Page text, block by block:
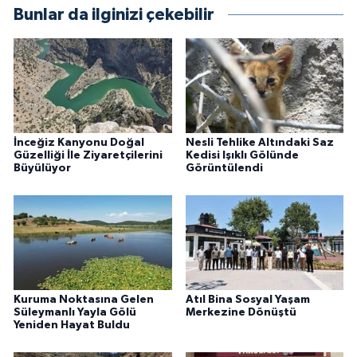
Bunlar da ilginizi çekebilir
İnceğiz Kanyonu Doğal
Güzelliği İle Ziyaretçilerini
Büyülüyor
Nesli Tehlike Altındaki Saz
Kedisi Işıklı Gölünde
Görüntülendi
Kuruma Noktasına Gelen
Süleymanlı Yayla Gölü
Yeniden Hayat Buldu
Atıl Bina Sosyal Yaşam
Merkezine Dönüştü